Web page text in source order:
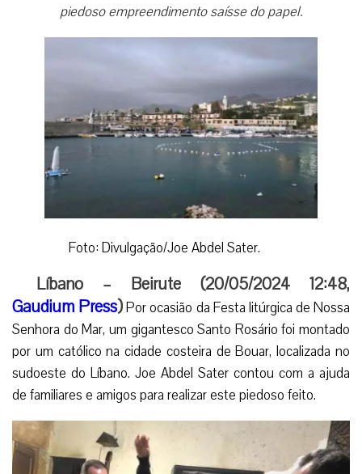
piedoso empreendimento saísse do papel.
Foto: Divulgação/Joe Abdel Sater.
Líbano – Beirute (20/05/2024 12:48,
Gaudium Press)Por ocasião da Festa litúrgica de Nossa
Senhora do Mar, um gigantesco Santo Rosário foi montado
por um católico na cidade costeira de Bouar, localizada no
sudoeste do Líbano. Joe Abdel Sater contou com a ajuda
de familiares e amigos para realizar este piedoso feito.